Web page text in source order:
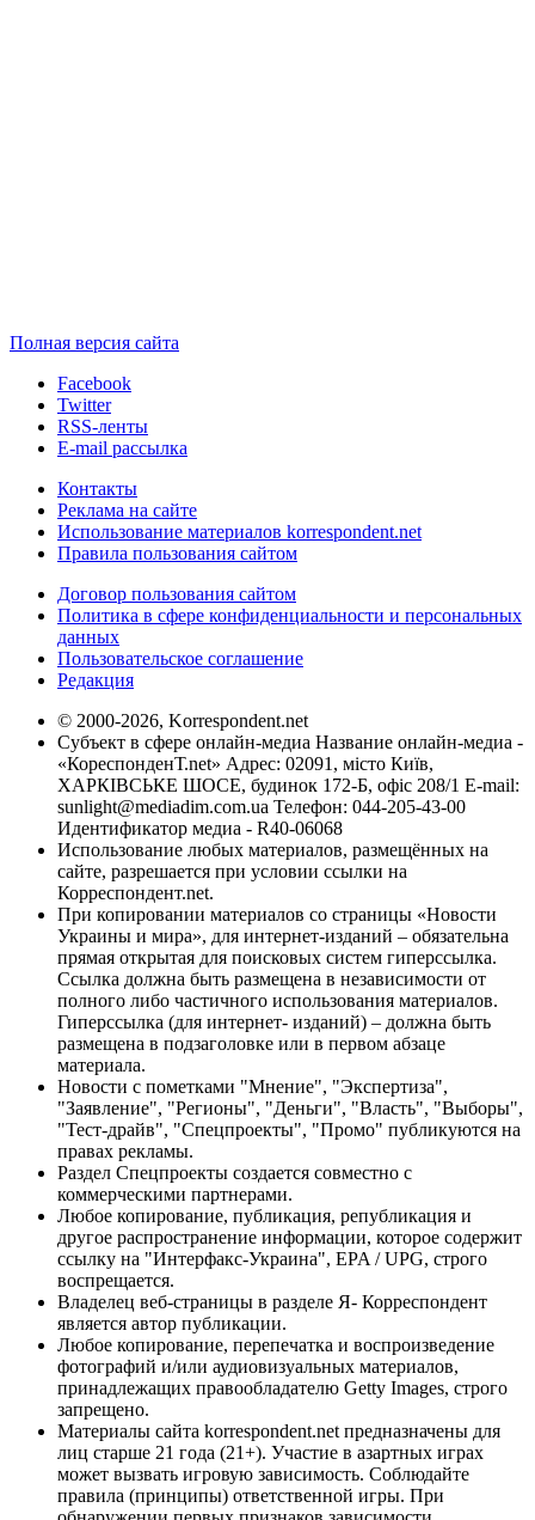
Полная версия сайта
Facebook
Twitter
RSS-ленты
E-mail рассылка
Контакты
Реклама на сайте
Использование материалов korrespondent.net
Правила пользования сайтом
Договор пользования сайтом
Политика в сфере конфиденциальности и персональных
данных
Пользовательское соглашение
Редакция
© 2000-2026, Korrespondent.net
Субъект в сфере онлайн-медиа Название онлайн-медиа -
«КореспонденТ.net» Адрес: 02091, місто Київ,
ХАРКІВСЬКЕ ШОСЕ, будинок 172-Б, офіс 208/1 E-mail:
sunlight@mediadim.com.ua Телефон: 044-205-43-00
Идентификатор медиа - R40-06068
Использование любых материалов, размещённых на
сайте, разрешается при условии ссылки на
Корреспондент.net.
При копировании материалов со страницы «Новости
Украины и мира», для интернет-изданий – обязательна
прямая открытая для поисковых систем гиперссылка.
Ссылка должна быть размещена в независимости от
полного либо частичного использования материалов.
Гиперссылка (для интернет- изданий) – должна быть
размещена в подзаголовке или в первом абзаце
материала.
Новости с пометками "Мнение", "Экспертиза",
"Заявление", "Регионы", "Деньги", "Власть", "Выборы",
"Тест-драйв", "Спецпроекты", "Промо" публикуются на
правах рекламы.
Раздел Спецпроекты создается совместно с
коммерческими партнерами.
Любое копирование, публикация, републикация и
другое распространение информации, которое содержит
ссылку на "Интерфакс-Украина", EPA / UPG, строго
воспрещается.
Владелец веб-страницы в разделе Я- Корреспондент
является автор публикации.
Любое копирование, перепечатка и воспроизведение
фотографий и/или аудиовизуальных материалов,
принадлежащих правообладателю Getty Images, строго
запрещено.
Материалы сайта korrespondent.net предназначены для
лиц старше 21 года (21+). Участие в азартных играх
может вызвать игровую зависимость. Соблюдайте
правила (принципы) ответственной игры. При